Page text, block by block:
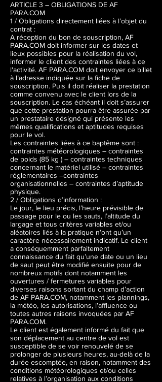
ARTICLE 3 – OBLIGATIONS DE AF
PARA.COM
1 / Obligations directement liées à l’objet du
contrat :
A réception du bon de souscription, AF
PARA.COM doit informer sur les dates et
lieux possibles pour la réalisation du vol,
informer le client des contraintes liées à ce
l'activité. AF PARA.COM doit envoyer ce billet
à l’adresse indiquée sur la fiche de
souscription. Puis il doit réaliser la prestation
comme convenu avec le client lors de la
souscription. Le cas échéant il doit s’assurer
que cette prestation pourra être assurée par
un prestataire désigné qui présente les
mêmes qualifications et aptitudes requises
pour le vol.
Les contraintes liées à ce baptême sont :
contraintes météorologiques – contraintes
de poids (85 kg ) – contraintes techniques
concernant le matériel utilisé – contraintes
réglementaires –contraintes
organisationnelles – contraintes d’aptitude
physique.
2 / Obligations d’information :
Le jour, le lieu précis, l’heure prévisible de
passage pour le ou les sauts, l’altitude du
largage et tous critères variables et/ou
aléatoires liés à la pratique n’ont qu’un
caractère nécessairement indicatif. Le client
a conséquemment parfaitement
connaissance du fait qu’une date ou un lieu
de saut peut être modifié ensuite pour de
nombreux motifs dont notamment les
ouvertures / fermetures variables pour
diverses raisons sortant du champ d’action
de AF PARA.COM, notamment les plannings,
la météo, les autorisations, l’affluence ou
toutes autres raisons invoquées par AF
PARA.COM.
Le client est également informé du fait que
son déplacement au centre de vol est
susceptible de se voir renouvelé de se
prolonger de plusieurs heures, au-delà de la
durée escomptée, en raison, notamment des
conditions météorologiques et/ou celles
relatives à l’organisation aux conditions